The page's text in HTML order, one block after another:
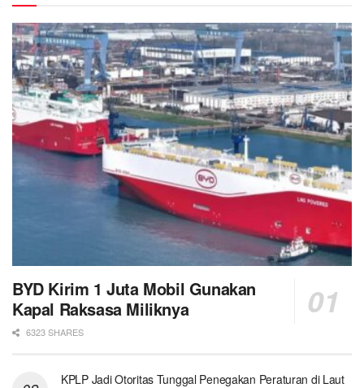
BYD Kirim 1 Juta Mobil Gunakan
Kapal Raksasa Miliknya
6323 SHARES
KPLP Jadi Otoritas Tunggal Penegakan Peraturan di Laut